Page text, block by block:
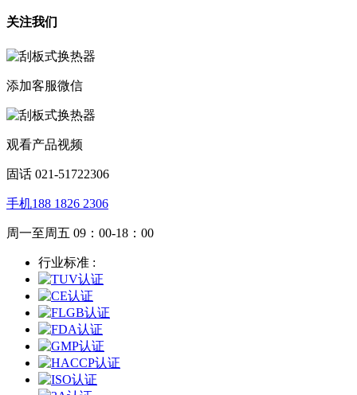
关注我们
添加客服微信
观看产品视频
固话 021-51722306
手机188 1826 2306
周一至周五 09：00-18：00
行业标准 :